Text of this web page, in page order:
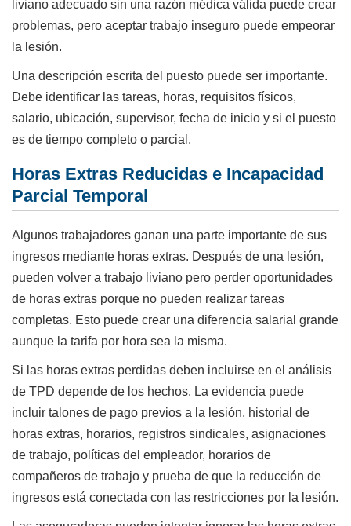
liviano adecuado sin una razón médica válida puede crear
problemas, pero aceptar trabajo inseguro puede empeorar
la lesión.
Una descripción escrita del puesto puede ser importante.
Debe identificar las tareas, horas, requisitos físicos,
salario, ubicación, supervisor, fecha de inicio y si el puesto
es de tiempo completo o parcial.
Horas Extras Reducidas e Incapacidad
Parcial Temporal
Algunos trabajadores ganan una parte importante de sus
ingresos mediante horas extras. Después de una lesión,
pueden volver a trabajo liviano pero perder oportunidades
de horas extras porque no pueden realizar tareas
completas. Esto puede crear una diferencia salarial grande
aunque la tarifa por hora sea la misma.
Si las horas extras perdidas deben incluirse en el análisis
de TPD depende de los hechos. La evidencia puede
incluir talones de pago previos a la lesión, historial de
horas extras, horarios, registros sindicales, asignaciones
de trabajo, políticas del empleador, horarios de
compañeros de trabajo y prueba de que la reducción de
ingresos está conectada con las restricciones por la lesión.